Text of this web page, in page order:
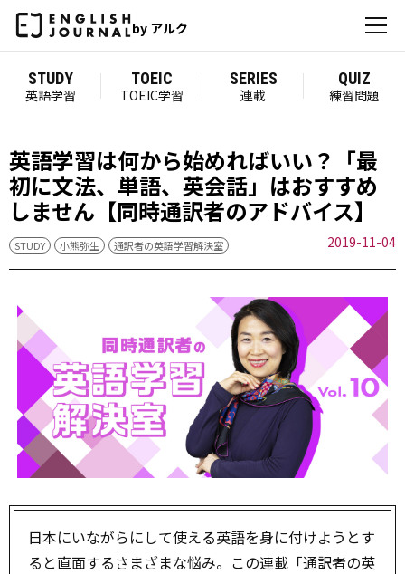
by アルク
STUDY
英語学習
TOEIC
TOEIC学習
SERIES
連載
QUIZ
練習問題
英語学習は何から始めればいい？「最
初に文法、単語、英会話」はおすすめ
しません【同時通訳者のアドバイス】
STUDY 小熊弥生 通訳者の英語学習解決室 2019-11-04
日本にいながらにして使える英語を身に付けようとす
ると直面するさまざまな悩み。この連載「通訳者の英